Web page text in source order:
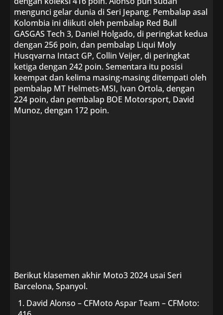
mengunci gelar dunia di Seri Jepang. Pembalap asal
Kolombia ini diikuti oleh pembalap Red Bull
GASGAS Tech 3, Daniel Holgado, di peringkat kedua
dengan 256 poin, dan pembalap Liqui Moly
Husqvarna Intact GP, Collin Veijer, di peringkat
ketiga dengan 242 poin. Sementara itu posisi
keempat dan kelima masing-masing ditempati oleh
pembalap MT Helmets-MSI, Ivan Ortola, dengan
224 poin, dan pembalap BOE Motorsport, David
Munoz, dengan 172 poin.
Berikut klasemen akhir Moto3 2024 usai Seri
Barcelona, Spanyol.
David Alonso – CFMoto Aspar Team – CFMoto: